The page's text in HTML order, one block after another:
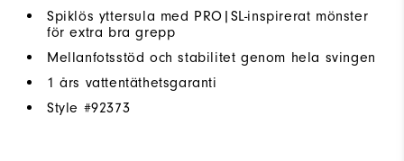
Spiklös yttersula med PRO|SL-inspirerat mönster
för extra bra grepp
Mellanfotsstöd och stabilitet genom hela svingen
1 års vattentäthetsgaranti
Style #92373